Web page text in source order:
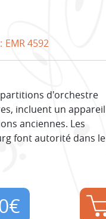
EMR 4592
d'orchestre
incluent un appareil
anciennes. Les
font autorité dans le
€